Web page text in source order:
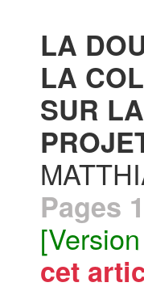
LA
LA
SUR
Pages
cet